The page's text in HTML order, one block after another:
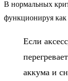
В нормальных
функционируя
Если
аккума и